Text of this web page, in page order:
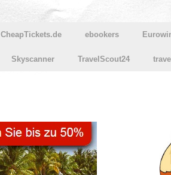
CheapTickets.de ebookers
Skyscanner TravelScout24